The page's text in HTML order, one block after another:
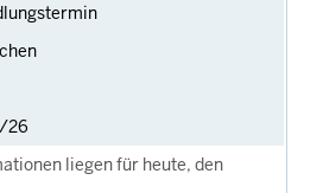
26
liegen für heute, den